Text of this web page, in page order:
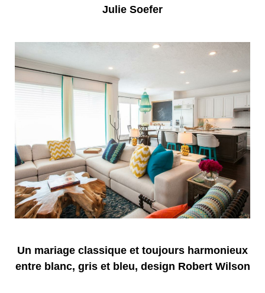
Julie Soefer
Un mariage classique et toujours harmonieux
entre blanc, gris et bleu, design Robert Wilson